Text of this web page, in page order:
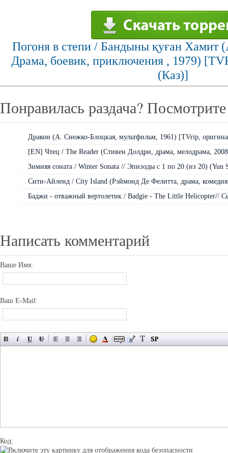
Погоня в степи / Бандыны қуған Хамит
Драма, боевик, приключения , 1979)
(Каз)]
Понравилась раздача?
Дракон (А. Снежко-Блоцкая, мультфильм, 1961) [TVrip,
[EN] Чтец / The Reader (Стивен Долдри, драма, мелодрама,
Зимняя соната / Winter Sonata // Эпизоды с 1 по 20 (из 20) (Yun
Сити-Айленд / City Island (Рэймонд Де Фелитта, драма,
Баджи - отважный вертолетик / Badgie - The Little Helicopter//
Написать комментарий
Ваше Имя:
Ваш E-Mail:
Код: